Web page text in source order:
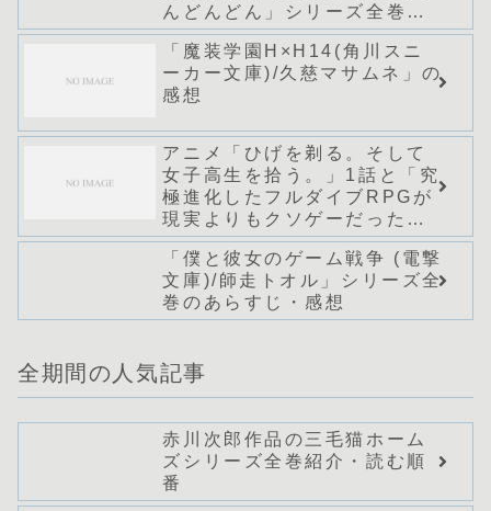
んどんどん」シリーズ全巻の
あらすじ・感想
「魔装学園H×H14(角川スニ
ーカー文庫)/久慈マサムネ」の
感想
アニメ「ひげを剃る。そして
女子高生を拾う。」1話と「究
極進化したフルダイブRPGが
現実よりもクソゲーだった
ら」1話の感想
「僕と彼女のゲーム戦争 (電撃
文庫)/師走トオル」シリーズ全
巻のあらすじ・感想
全期間の人気記事
赤川次郎作品の三毛猫ホーム
ズシリーズ全巻紹介・読む順
番